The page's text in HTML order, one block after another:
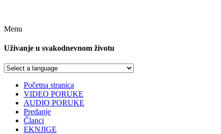
Menu
Uživanje u svakodnevnom životu
Početna stranica
VIDEO PORUKE
AUDIO PORUKE
Predanje
Članci
EKNJIGE